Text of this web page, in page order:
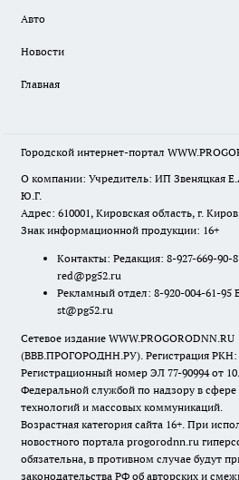
Авто
Новости
Главная
Городской интернет-портал
О компании: Учредитель: ИП Звеняцкая
Ю.Г.
Адрес: 610001, Кировская область, г.
Знак информационной продукции: 16+
Контакты: Редакция: 8-927-669-90-
red@pg52.ru
Рекламный отдел: 8-920-004-61-95
st@pg52.ru
Сетевое издание WWW.PROGORODNN.RU
(ВВВ.ПРОГОРОДНН.РУ). Регистрация РКН:
Регистрационный номер ЭЛ 77-90994 от
Федеральной службой по надзору в
технологий и массовых коммуникаций.
Возрастная категория сайта 16+. При
новостного портала progorodnn.ru
обязательна, в противном случае будут
законодательства РФ об авторских и